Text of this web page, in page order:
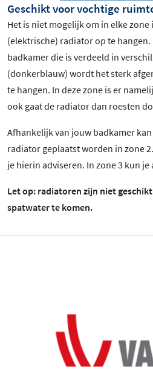
Geschikt voor vochtige
Het is niet mogelijk om in elke zone
(elektrische) radiator op te hangen.
badkamer die is verdeeld in
(donkerblauw) wordt het sterk
te hangen. In deze zone is er
ook gaat de radiator dan roesten
Afhankelijk van jouw badkamer
radiator geplaatst worden in zone
je hierin adviseren. In zone 3 kun
Let op: radiatoren zijn niet
spatwater te komen.